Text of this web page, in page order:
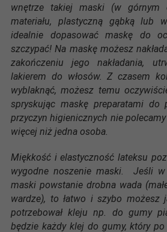
wnętrze takiej maski (w górnym
materiału, plastyczną gąbką lub
idealnie dopasować maskę do
szczypać! Na maskę możesz
zakończeniu jego nakładania,
lakierem do włosów. Z czasem
wyblaknąć, możesz temu
spryskując maskę preparatami do
przyczyn higienicznych nie
więcej niż jedna osoba.
Miękkość i elastyczność lateksu
wygodne noszenie maski. Jeśli
maski powstanie drobna wada
wardze), to łatwo i szybo możesz
potrzebował kleju np. do gumy
będzie każdy klej do gumy, który